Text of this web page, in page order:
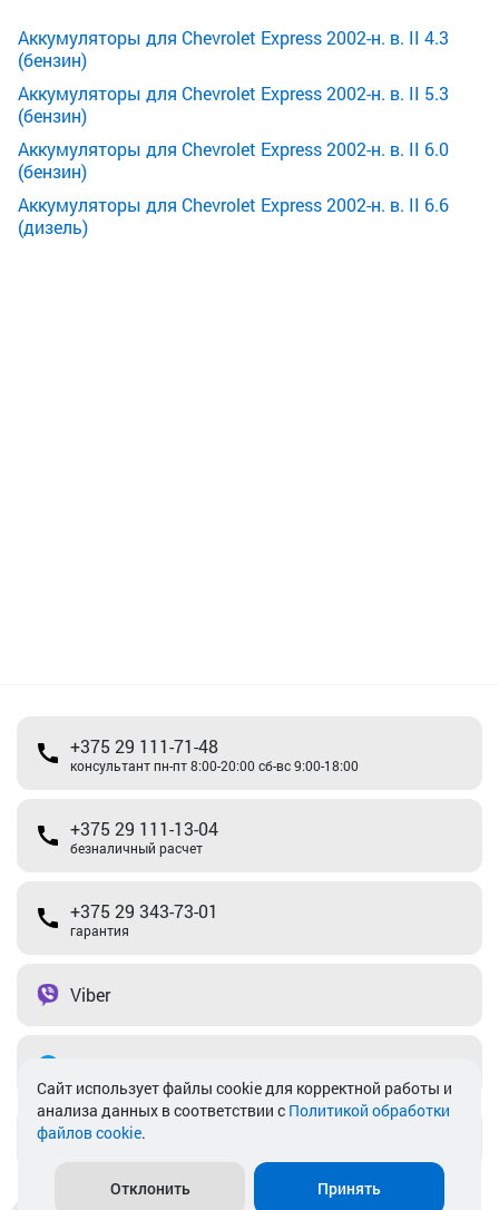
Аккумуляторы для Chevrolet Express 2002-н. в. II 4.3
(бензин)
Аккумуляторы для Chevrolet Express 2002-н. в. II 5.3
(бензин)
Аккумуляторы для Chevrolet Express 2002-н. в. II 6.0
(бензин)
Аккумуляторы для Chevrolet Express 2002-н. в. II 6.6
(дизель)
+375 29 111-71-48
консультант пн-пт 8:00-20:00 сб-вс 9:00-18:00
+375 29 111-13-04
безналичный расчет
+375 29 343-73-01
гарантия
Viber
info@akkamulik.by
Cайт использует файлы cookie для корректной работы и
анализа данных в соответствии с Политикой обработки
файлов cookie.
Отклонить Принять